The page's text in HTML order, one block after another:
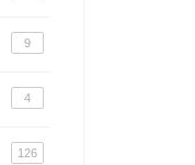
9
4
126